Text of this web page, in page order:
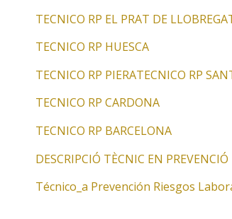
TECNICO RP EL PRAT DE
TECNICO RP HUESCA
TECNICO RP PIERATECNICO RP
TECNICO RP CARDONA
TECNICO RP BARCELONA
DESCRIPCIÓ TÈCNIC EN
Técnico_a Prevención Riesgos